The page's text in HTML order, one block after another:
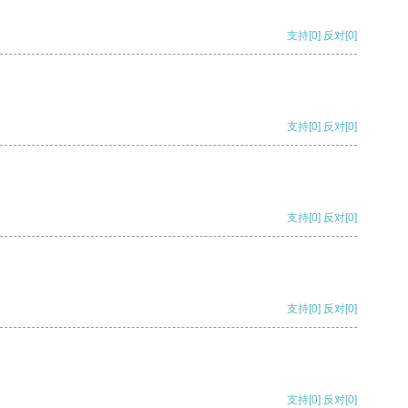
支持[0] 反对[0]
支持[0] 反对[0]
支持[0] 反对[0]
支持[0] 反对[0]
支持[0] 反对[0]